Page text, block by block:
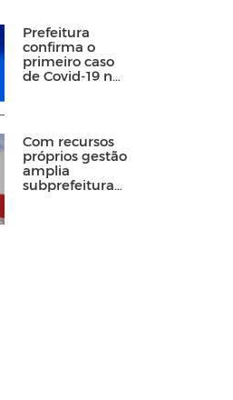
Prefeitura
confirma o
primeiro caso
de Covid-19 no
Com recursos
próprios gestão
amplia
subprefeitura